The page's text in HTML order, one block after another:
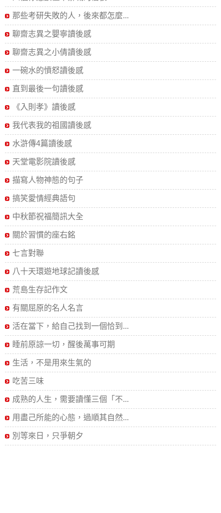
那些考研失敗的人，後來都怎麼...
聊齋志異之嬰寧讀後感
聊齋志異之小倩讀後感
一碗水的憤怒讀後感
直到最後一句讀後感
《入則孝》讀後感
我代表我的祖國讀後感
水滸傳4篇讀後感
天堂電影院讀後感
描寫人物神態的句子
搞笑愛情經典語句
中秋節祝福簡訊大全
關於習慣的座右銘
七言對聯
八十天環遊地球記讀後感
荒島生存記作文
有關屈原的名人名言
活在當下，給自己找到一個恰到...
睡前原諒一切，醒後萬事可期
生活，不是用來生氣的
吃苦三味
成熟的人生，需要讀懂三個「不...
用盡己所能的心態，過順其自然...
別等來日，只爭朝夕